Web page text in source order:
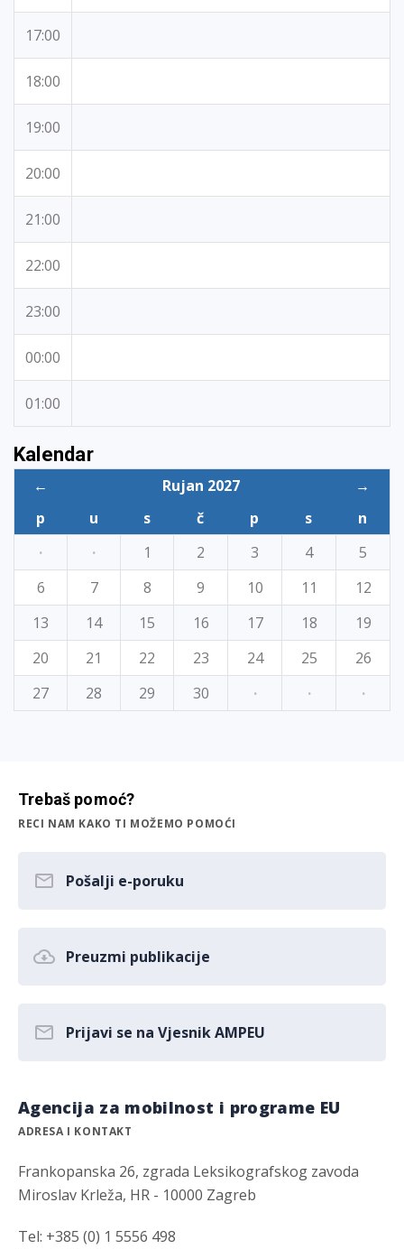
17:00
18:00
19:00
20:00
21:00
22:00
23:00
00:00
01:00
Kalendar
← Rujan 2027
→
p
u s č p s
n
·
· 1 2 3 4
5
6
7 8 9 10 11
12
13
14 15 16 17 18
19
20
21 22 23 24 25
26
27
28 29 30 · · ·
Trebaš pomoć?
RECI NAM KAKO TI MOŽEMO POMOĆI
Pošalji e-poruku
Preuzmi publikacije
Prijavi se na Vjesnik AMPEU
Agencija za mobilnost i programe EU
ADRESA I KONTAKT
Frankopanska 26, zgrada Leksikografskog zavoda
Miroslav Krleža, HR - 10000 Zagreb
Tel: +385 (0) 1 5556 498